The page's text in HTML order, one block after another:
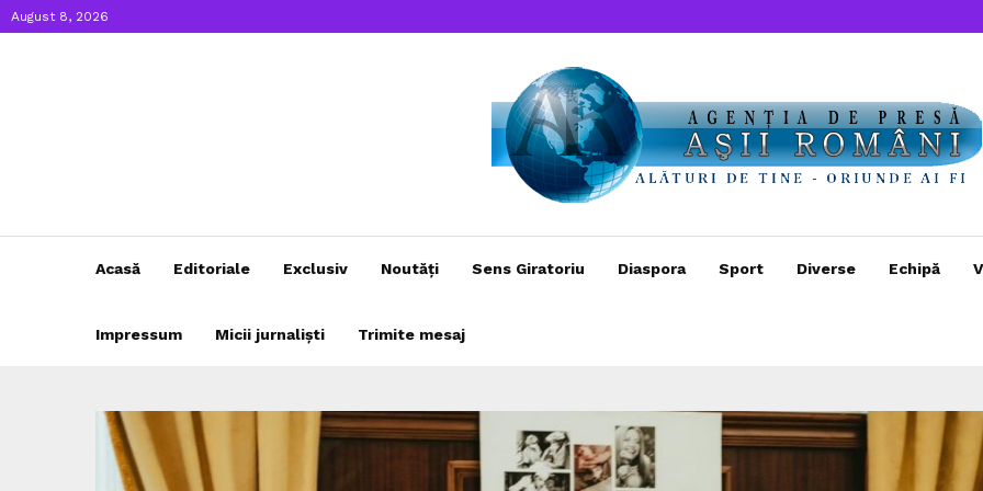
August 8, 2026
Acasă Editoriale Exclusiv Noutăți Sens Giratoriu Diaspora Sport Diverse Echipă
Impressum Micii jurnaliști Trimite mesaj